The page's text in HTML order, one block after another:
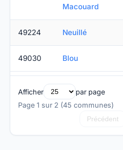
Macouard
49224 Neuillé
49030 Blou
Afficher
par page
Page 1 sur 2 (45 communes)
Précédent